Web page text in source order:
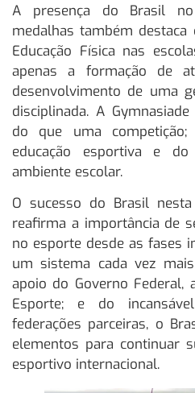
A presença do Brasil
medalhas também
Educação Física nas
apenas a formação de
desenvolvimento de uma
disciplinada. A
do que uma
educação esportiva e
ambiente escolar.
O sucesso do Brasil
reafirma a importância de
no esporte desde as fases
um sistema cada vez
apoio do Governo Federal,
Esporte; e do
federações parceiras, o
elementos para continuar
esportivo internacional.